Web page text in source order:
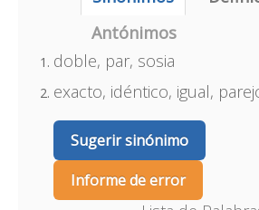
Antónimos
doble, par, sosia
exacto, idéntico, igual,
Sugerir sinónimo
Informe de error